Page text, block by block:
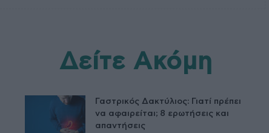
Δείτε Ακόμη
Γαστρικός Δακτύλιος: Γιατί πρέπει
να αφαιρείται; 8 ερωτήσεις και
απαντήσεις